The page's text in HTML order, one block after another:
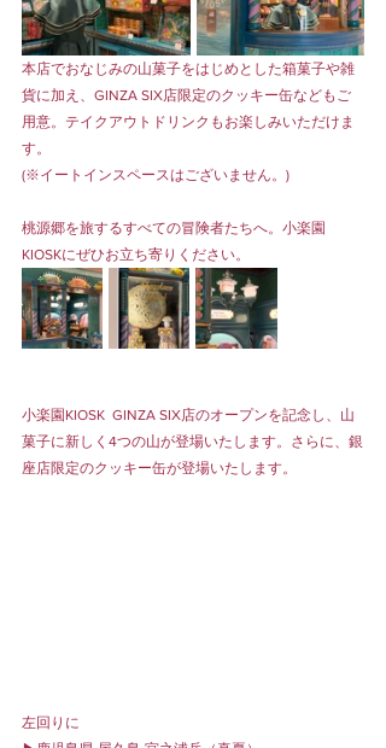
本店でおなじみの山菓子をはじめとした箱菓子や雑
貨に加え、GINZA SIX店限定のクッキー缶などもご
用意。テイクアウトドリンクもお楽しみいただけま
す。
(※イートインスペースはございません。)
桃源郷を旅するすべての冒険者たちへ。小楽園
KIOSKにぜひお立ち寄りください。
小楽園KIOSK  GINZA SIX店のオープンを記念し、山
菓子に新しく4つの山が登場いたします。さらに、銀
座店限定のクッキー缶が登場いたします。
左回りに